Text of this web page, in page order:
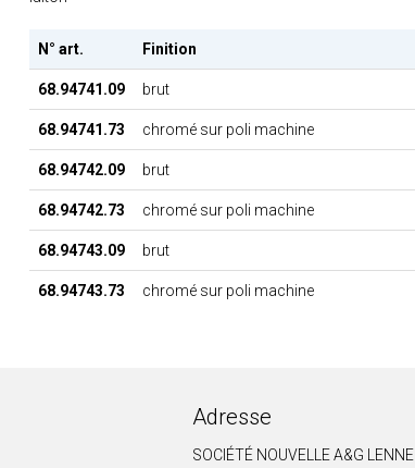
N° art. Finition
68.94741.09 brut
68.94741.73 chromé sur poli machine
68.94742.09 brut
68.94742.73 chromé sur poli machine
68.94743.09 brut
68.94743.73 chromé sur poli machine
Adresse
SOCIÉTÉ NOUVELLE A&G LENNE